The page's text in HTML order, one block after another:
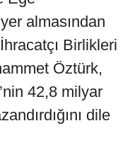
almasından
Birlikleri
Öztürk,
42,8 milyar
dile